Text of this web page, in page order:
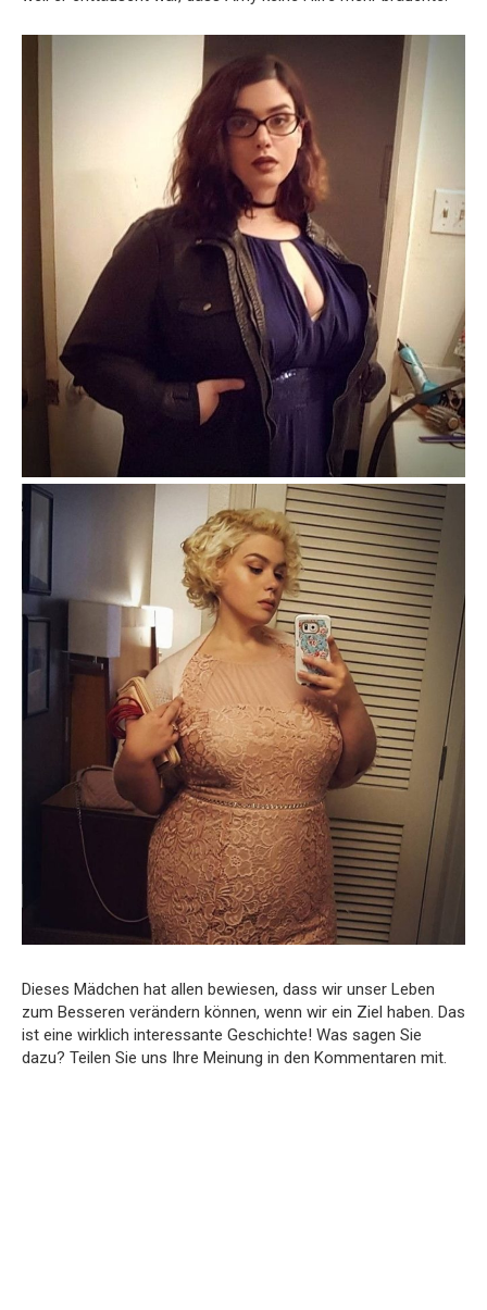
Dieses Mädchen hat allen bewiesen, dass wir unser Leben
zum Besseren verändern können, wenn wir ein Ziel haben. Das
ist eine wirklich interessante Geschichte! Was sagen Sie
dazu? Teilen Sie uns Ihre Meinung in den Kommentaren mit.